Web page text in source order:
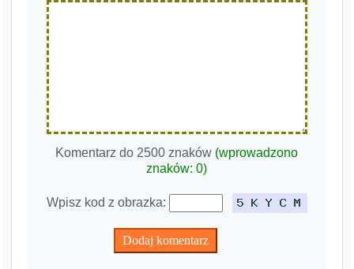
Komentarz do 2500 znaków (wprowadzono
znaków:0)
Wpisz kod z obrazka: